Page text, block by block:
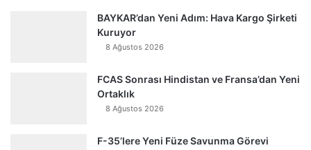
BAYKAR’dan Yeni Adım: Hava Kargo Şirketi
Kuruyor
8 Ağustos 2026
FCAS Sonrası Hindistan ve Fransa’dan Yeni
Ortaklık
8 Ağustos 2026
F-35’lere Yeni Füze Savunma Görevi